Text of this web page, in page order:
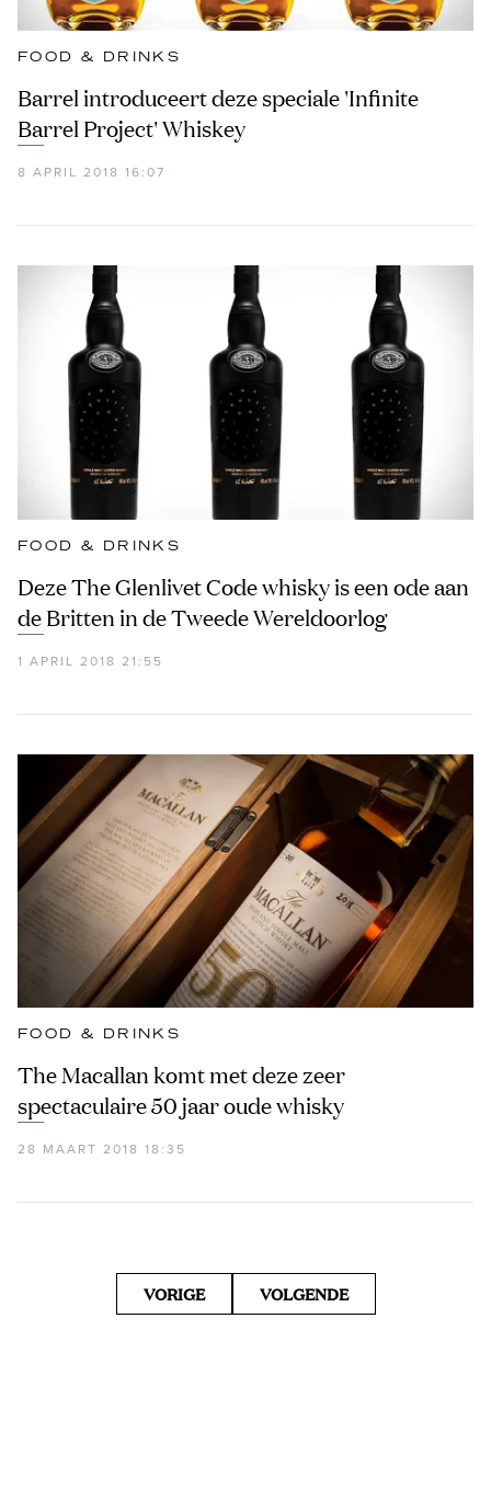
FOOD & DRINKS
Barrel introduceert deze speciale 'Infinite
Barrel Project' Whiskey
8 APRIL 2018 16:07
FOOD & DRINKS
Deze The Glenlivet Code whisky is een ode aan
de Britten in de Tweede Wereldoorlog
1 APRIL 2018 21:55
FOOD & DRINKS
The Macallan komt met deze zeer
spectaculaire 50 jaar oude whisky
28 MAART 2018 18:35
VORIGE VOLGENDE